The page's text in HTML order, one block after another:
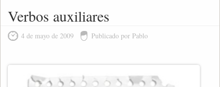
Verbos auxiliares
4 de mayo de 2009 Publicado por Pablo